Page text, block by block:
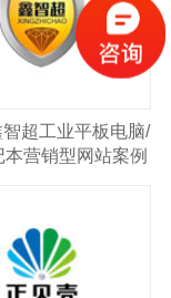
超工业平板电脑/
本营销型网站案例